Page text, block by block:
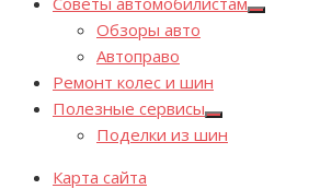
Обзоры авто
Автоправо
Ремонт колес и шин
Полезные сервисы
Показывать
подменю
Поделки из шин
Карта сайта